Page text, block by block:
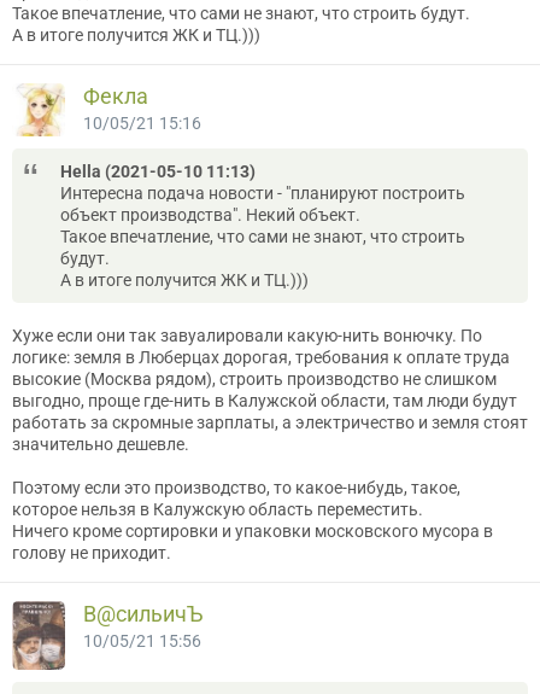
Такое впечатление, что сами не знают, что строить будут.
А в итоге получится ЖК и ТЦ.)))
Фекла
10/05/21 15:16
Hella (2021-05-10 11:13)
Интересна подача новости - "планируют построить
объект производства". Некий объект.
Такое впечатление, что сами не знают, что строить
будут.
А в итоге получится ЖК и ТЦ.)))
Хуже если они так завуалировали какую-нить вонючку. По
логике: земля в Люберцах дорогая, требования к оплате труда
высокие (Москва рядом), строить производство не слишком
выгодно, проще где-нить в Калужской области, там люди будут
работать за скромные зарплаты, а электричество и земля стоят
значительно дешевле.
Поэтому если это производство, то какое-нибудь, такое,
которое нельзя в Калужскую область переместить.
Ничего кроме сортировки и упаковки московского мусора в
голову не приходит.
В@cильичЪ
10/05/21 15:56